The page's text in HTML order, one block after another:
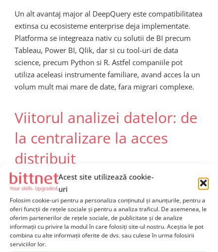
Acest site utilizează cookie-
uri
Folosim cookie-uri pentru a personaliza conținutul și anunțurile, pentru a
oferi funcții de rețele sociale și pentru a analiza traficul. De asemenea, le
oferim partenerilor de rețele sociale, de publicitate și de analize
informații cu privire la modul în care folosiți site-ul nostru. Aceștia le pot
combina cu alte informații oferite de dvs. sau culese în urma folosirii
serviciilor lor.
Un alt avantaj major al DeepQuery este compatibilitatea
extinsa cu ecosisteme enterprise deja implementate.
Platforma se integreaza nativ cu solutii de BI precum
Tableau, Power BI, Qlik, dar si cu tool-uri de data
science, precum Python si R. Astfel companiile pot
utiliza aceleasi instrumente familiare, avand acces la un
volum mult mai mare de date, fara migrari complexe.
Viitorul analizei datelor: de
la centralizare la acces
distribuit
Directia catredata mesh
este tot mai pronuntata in strategiile data-driven la nivel
global.DeepQuerysustine aceasta tendinta, oferind o
punte intre flexibilitate operacionala si guvernanta
centralizata, garantand atat libertatea de inovare, cat si
controlul absolut asupra securitatii si calitatii datelor.